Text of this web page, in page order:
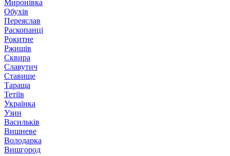
Миронівка
Обухів
Переяслав
Раскопанці
Рокитне
Ржищів
Сквира
Славутич
Ставище
Тараща
Тетіїв
Українка
Узин
Васильків
Вишневе
Володарка
Вишгород